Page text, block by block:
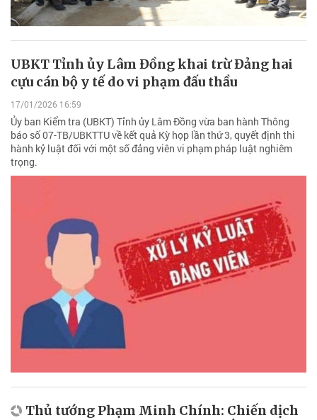
UBKT Tỉnh ủy Lâm Đồng khai trừ Đảng hai
cựu cán bộ y tế do vi phạm đấu thầu
17/01/2026 16:59
Ủy ban Kiểm tra (UBKT) Tỉnh ủy Lâm Đồng vừa ban hành Thông
báo số 07-TB/UBKTTU về kết quả Kỳ họp lần thứ 3, quyết định thi
hành kỷ luật đối với một số đảng viên vi phạm pháp luật nghiêm
trọng.
Thủ tướng Phạm Minh Chính: Chiến dịch